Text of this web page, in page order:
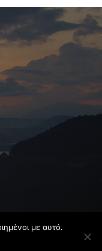
με αυτό.